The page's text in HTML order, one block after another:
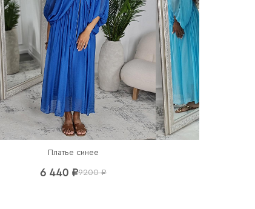
Платье синее
6 440 ₽9200 ₽